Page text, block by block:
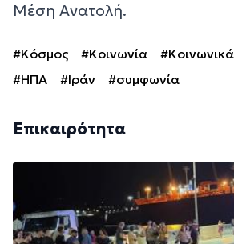
Μέση Ανατολή.
#Κόσμος #Κοινωνία
#Κοινωνικά
#ΗΠΑ
#Ιράν #συμφωνία
Επικαιρότητα